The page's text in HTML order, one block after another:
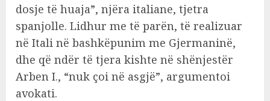
dosje të huaja”, njëra italiane, tjetra
spanjolle. Lidhur me të parën, të realizuar
në Itali në bashkëpunim me Gjermaninë,
dhe që ndër të tjera kishte në shënjestër
Arben I., “nuk çoi në asgjë”, argumentoi
avokati.